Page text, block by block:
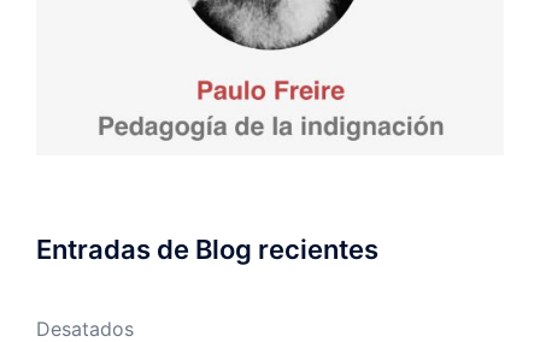
Entradas de Blog recientes
Desatados